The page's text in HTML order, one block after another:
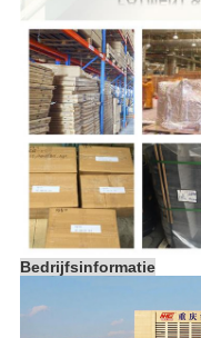
Bedrijfsinformatie